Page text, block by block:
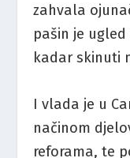
zahvala
pašin je
kadar skinuti
I vlada je u
načinom
reforama, te